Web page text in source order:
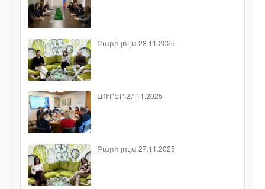
Բարի լույս 28.11.2025
ԼՈՒՐԵՐ 27.11.2025
Բարի լույս 27.11.2025